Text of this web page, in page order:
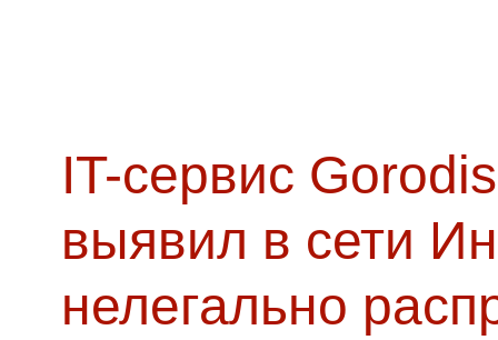
IT-сервис
выявил в сети
нелегально